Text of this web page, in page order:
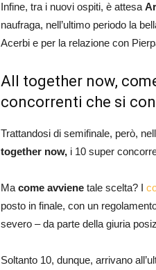
Infine, tra i nuovi ospiti, è attesa
naufraga, nell’ultimo periodo la
Acerbi e per la relazione con
All together now,
concorrenti che si
Trattandosi di semifinale, però,
together now, i 10 super
Ma come avviene tale scelta? I
posto in finale, con un
severo – da parte della giuria
Soltanto 10, dunque, arrivano